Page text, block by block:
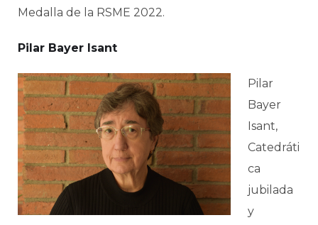
Medalla de la RSME 2022.
Pilar Bayer Isant
Pilar
Bayer
Isant,
Catedráti
ca
jubilada
y